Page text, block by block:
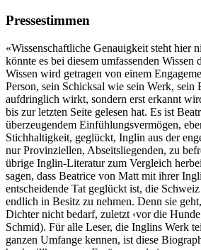
Pressestimmen
«Wissenschaftliche Genauigkeit steht hier
könnte es bei diesem umfassenden Wissen
Wissen wird getragen von einem
Person, sein Schicksal wie sein Werk, sein
aufdringlich wirkt, sondern erst erkannt
bis zur letzten Seite gelesen hat. Es ist
überzeugendem Einfühlungsvermögen,
Stichhaltigkeit, geglückt, Inglin aus der
nur Provinziellen, Abseitsliegenden, zu
übrige Inglin-Literatur zum Vergleich
sagen, dass Beatrice von Matt mit ihrer
entscheidende Tat geglückt ist, die
endlich in Besitz zu nehmen. Denn sie
Dichter nicht bedarf, zuletzt ‹vor die
Schmid). Für alle Leser, die Inglins Werk
ganzen Umfange kennen, ist diese